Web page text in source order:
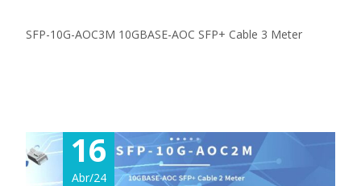
SFP-10G-AOC3M 10GBASE-AOC SFP+ Cable 3 Meter
16
Abr/24